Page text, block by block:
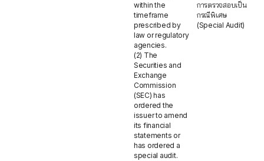
within the
timeframe
prescribed by
law or regulatory
agencies.
(2) The
Securities and
Exchange
Commission
(SEC) has
ordered the
issuer to amend
its financial
statements or
has ordered a
special audit.
การตรวจสอบเป็น
กรณีพิเศษ
(Special Audit)